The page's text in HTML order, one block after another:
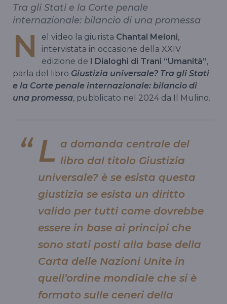
Tra gli Stati e la Corte penale
internazionale: bilancio di una promessa
N el video la giurista Chantal Meloni,
intervistata in occasione della XXIV
edizione de I Dialoghi di Trani “Umanità”,
parla del libro Giustizia universale? Tra gli Stati
e la Corte penale internazionale: bilancio di
una promessa, pubblicato nel 2024 da Il Mulino.
L a domanda centrale del
libro dal titolo Giustizia
universale? è se esista questa
giustizia se esista un diritto
valido per tutti come dovrebbe
essere in base ai principi che
sono stati posti alla base della
Carta delle Nazioni Unite in
quell’ordine mondiale che si è
formato sulle ceneri della